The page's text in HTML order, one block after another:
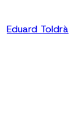
Eduard Toldrà